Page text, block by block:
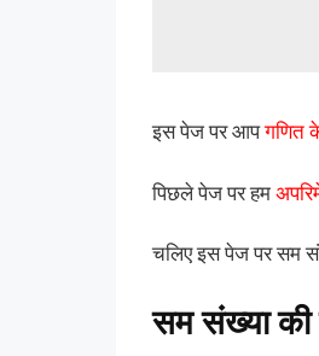
इस पेज पर आपगणित
पिछले पेज पर हम
चलिए इस पेज पर सम
सम संख्या की